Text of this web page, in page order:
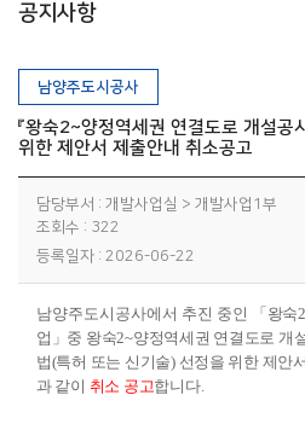
공지사항
남양주도시공사
『왕숙2~양정역세권 연결도로 개설공
위한 제안서 제출안내 취소공고
담당부서 : 개발사업실 > 개발사업1부
조회수 : 322
등록일자 : 2026-06-22
남양주도시공사에서 추진 중인 「 왕숙2
업 」 중 왕숙2~양정역세권 연결도로 개
법(특허 또는 신기술) 선정을 위한 제안
과 같이 취소 공고합니다.